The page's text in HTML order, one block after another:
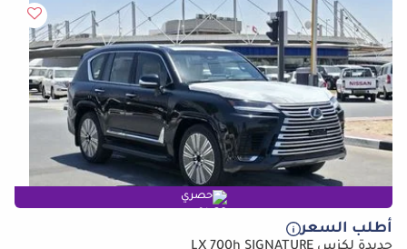
حصري
أطلب السعر